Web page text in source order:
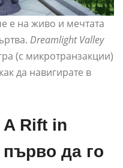
е на живо и мечтата
Dreamlight Valley
(с микротранзакции)
да навигирате в
A Rift in
да го